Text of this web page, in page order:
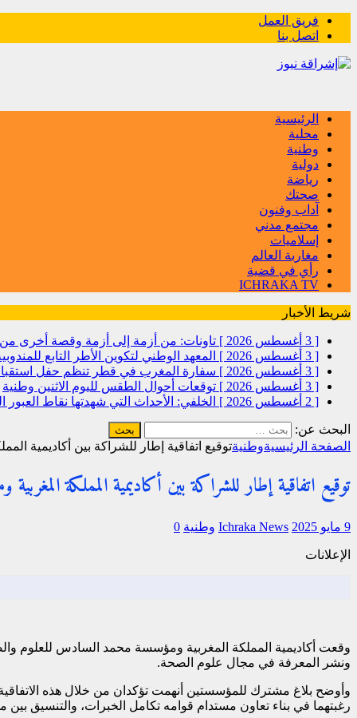
فريق العمل
اتصل بنا
الرئيسية
محلية
وطنية
دولية
رياضة
صحتك
آداب وفنون
مجتمع مدني
إسلاميات
مغاربة العالم
رأي في قضية
ICHRAKA TV
شريط الأخبار
[ 3 أغسطس 2026 ]
تاونات: من أزمة إلى أزمة وقصة
[ 3 أغسطس 2026 ]
المعهد الوطني لتكوين الأطر التابع
[ 3 أغسطس 2026 ]
سفارة المغرب في قطر تنظم حفل
[ 3 أغسطس 2026 ]
توقعات أحوال الطقس لليوم الاثنين وطنية
[ 2 أغسطس 2026 ]
الخلفي: الأحداث التي شهدتها نقاط
البحث عن:
الصفحة الرئيسيةوطنيةتوقيع اتفاقية إطار للشراكة بين أكاديمية
توقيع اتفاقية إطار للشراكة بين أكاديمية المملكة
9 مايو 2025 Ichraka News وطنية 0
الإعلانات
وقعت أكاديمية المملكة المغربية ومؤسسة محمد السادس للعلوم
ونشر المعرفة في مجال علوم الصحة.
وأوضح بلاغ مشترك للمؤسستين أنهمت تؤكدان من خلال هذه
رغبتهما في بناء تعاون مستدام قوامه تكامل الخبرات، والتنسيق بين